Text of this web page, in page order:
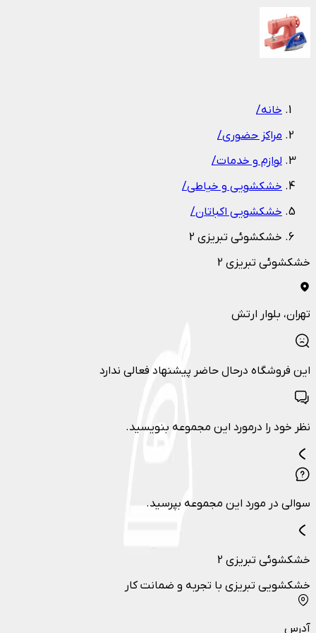
خانه/
مراکز حضوری/
لوازم و خدمات/
خشکشویی و خیاطی/
خشکشویی اکباتان/
خشکشوئی تبریزی 2
خشکشوئی تبریزی 2
تهران، بلوار ارتش
این فروشگاه درحال حاضر پیشنهاد فعالی ندارد
نظر خود را درمورد این مجموعه بنویسید.
سوالی در مورد این مجموعه بپرسید.
خشکشوئی تبریزی 2
خشکشویی تبریزی با تجربه و ضمانت کار
آدرس